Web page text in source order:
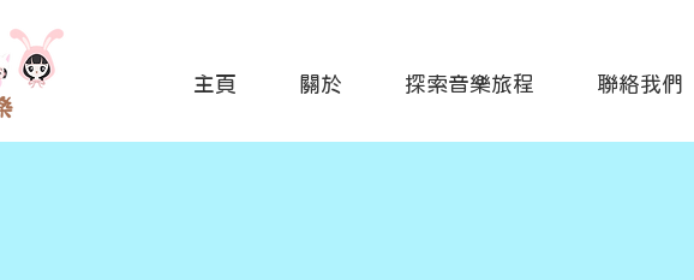
主頁 關於 探索音樂旅程 聯絡我們